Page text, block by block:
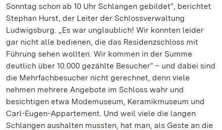
Sonntag schon ab 10 Uhr Schlangen gebildet“, berichtet
Stephan Hurst, der Leiter der Schlossverwaltung
Ludwigsburg. „Es war unglaublich! Wir konnten leider
gar nicht alle bedienen, die das Residenzschloss mit
Führung sehen wollten. Wir kommen in der Summe
deutlich über 10.000 gezählte Besucher“ – und dabei sind
die Mehrfachbesucher nicht gerechnet, denn viele
nehmen mehrere Angebote im Schloss wahr und
besichtigen etwa Modemuseum, Keramikmuseum und
Carl-Eugen-Appartement. Und weil viele die langen
Schlangen aushalten mussten, hat man, als Geste an die